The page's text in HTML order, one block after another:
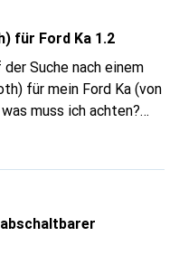
für Ford Ka 1.2
Suche nach einem
für mein Ford Ka (von